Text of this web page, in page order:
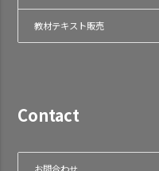
教材テキスト販売
Contact